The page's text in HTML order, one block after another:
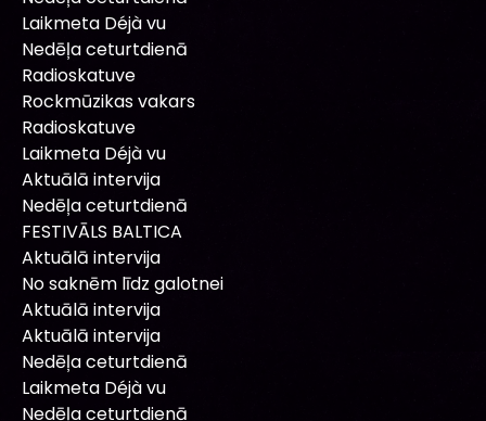
Laikmeta Déjà vu
Nedēļa ceturtdienā
Radioskatuve
Rockmūzikas vakars
Radioskatuve
Laikmeta Déjà vu
Aktuālā intervija
Nedēļa ceturtdienā
FESTIVĀLS BALTICA
Aktuālā intervija
No saknēm līdz galotnei
Aktuālā intervija
Aktuālā intervija
Nedēļa ceturtdienā
Laikmeta Déjà vu
Nedēļa ceturtdienā